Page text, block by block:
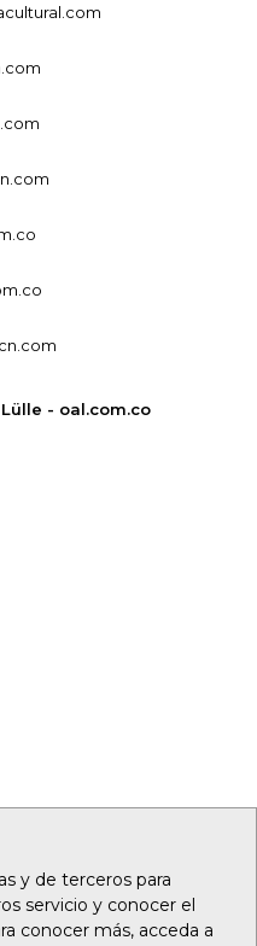
y de terceros para
servicio y conocer el
conocer más, acceda a
- oal.com.co